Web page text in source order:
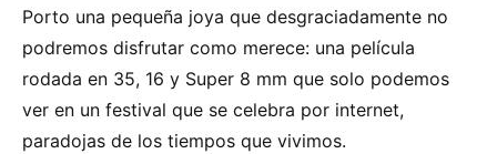
Porto una pequeña joya que desgraciadamente no
podremos disfrutar como merece: una película
rodada en 35, 16 y Super 8 mm que solo podemos
ver en un festival que se celebra por internet,
paradojas de los tiempos que vivimos.